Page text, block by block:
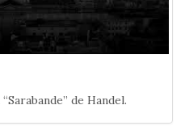
de Handel.